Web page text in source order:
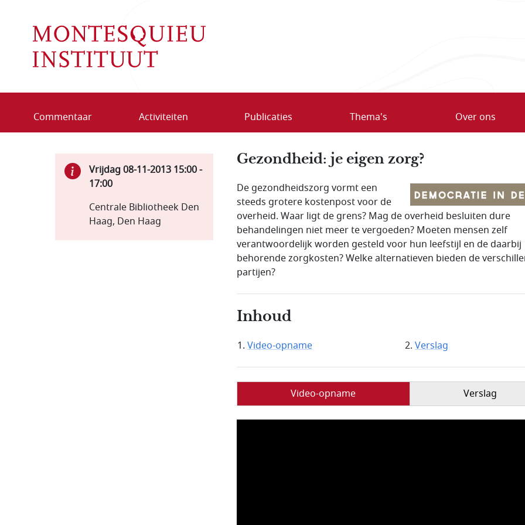
Commentaar Activiteiten Publicaties Thema's Over ons
Gezondheid: je eigen zorg?
De gezondheidszorg vormt een
steeds grotere kostenpost voor de
overheid. Waar ligt de grens? Mag de overheid besluiten dure
behandelingen niet meer te vergoeden? Moeten mensen zelf
verantwoordelijk worden gesteld voor hun leefstijl en de daarbij
behorende zorgkosten? Welke alternatieven bieden de
partijen?
Inhoud
Video-opname Verslag
Video-opname Verslag
Vrijdag 08-11-2013 15:00-
17:00
Centrale Bibliotheek Den
Haag, Den Haag